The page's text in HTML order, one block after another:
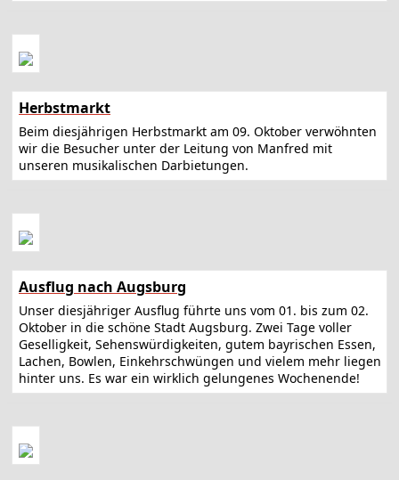
Herbstmarkt
Beim diesjährigen Herbstmarkt am 09. Oktober verwöhnten
wir die Besucher unter der Leitung von Manfred mit
unseren musikalischen Darbietungen.
Ausflug nach Augsburg
Unser diesjähriger Ausflug führte uns vom 01. bis zum 02.
Oktober in die schöne Stadt Augsburg. Zwei Tage voller
Geselligkeit, Sehenswürdigkeiten, gutem bayrischen Essen,
Lachen, Bowlen, Einkehrschwüngen und vielem mehr liegen
hinter uns. Es war ein wirklich gelungenes Wochenende!